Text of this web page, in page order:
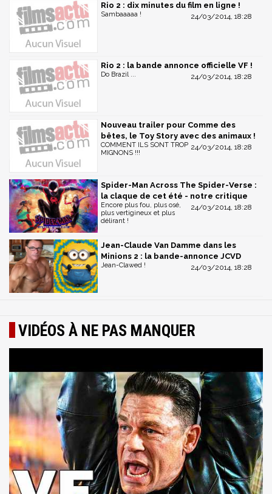
Rio 2 : dix minutes du film en ligne !
24/03/2014, 18:28
Sambaaaaa !
Rio 2 : la bande annonce officielle VF !
24/03/2014, 18:28
Do Brazil ...
Nouveau trailer pour Comme des
bêtes, le Toy Story avec des animaux !
24/03/2014, 18:28
COMMENT ILS SONT TROP
MIGNONS !!!
Spider-Man Across The Spider-Verse :
la claque de cet été - notre critique
24/03/2014, 18:28
Encore plus fou, plus osé,
plus vertigineux et plus
délirant !
Jean-Claude Van Damme dans les
Minions 2 : la bande-annonce JCVD
24/03/2014, 18:28
Jean-Clawed !
VIDÉOS À NE PAS MANQUER